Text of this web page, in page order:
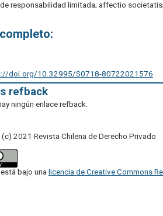
responsabilidad limitada; affectio
doi.org/10.32995/S0718-80722021576
refback
ningún enlace refback.
2021 Revista Chilena de Derecho Privado
bajo una licencia de Creative Commons